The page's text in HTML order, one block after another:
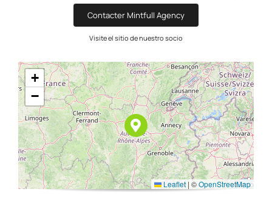
Contacter Mintfull Agency
Visite el sitio de nuestro socio
+
−
Leaflet | ©OpenStreetMap